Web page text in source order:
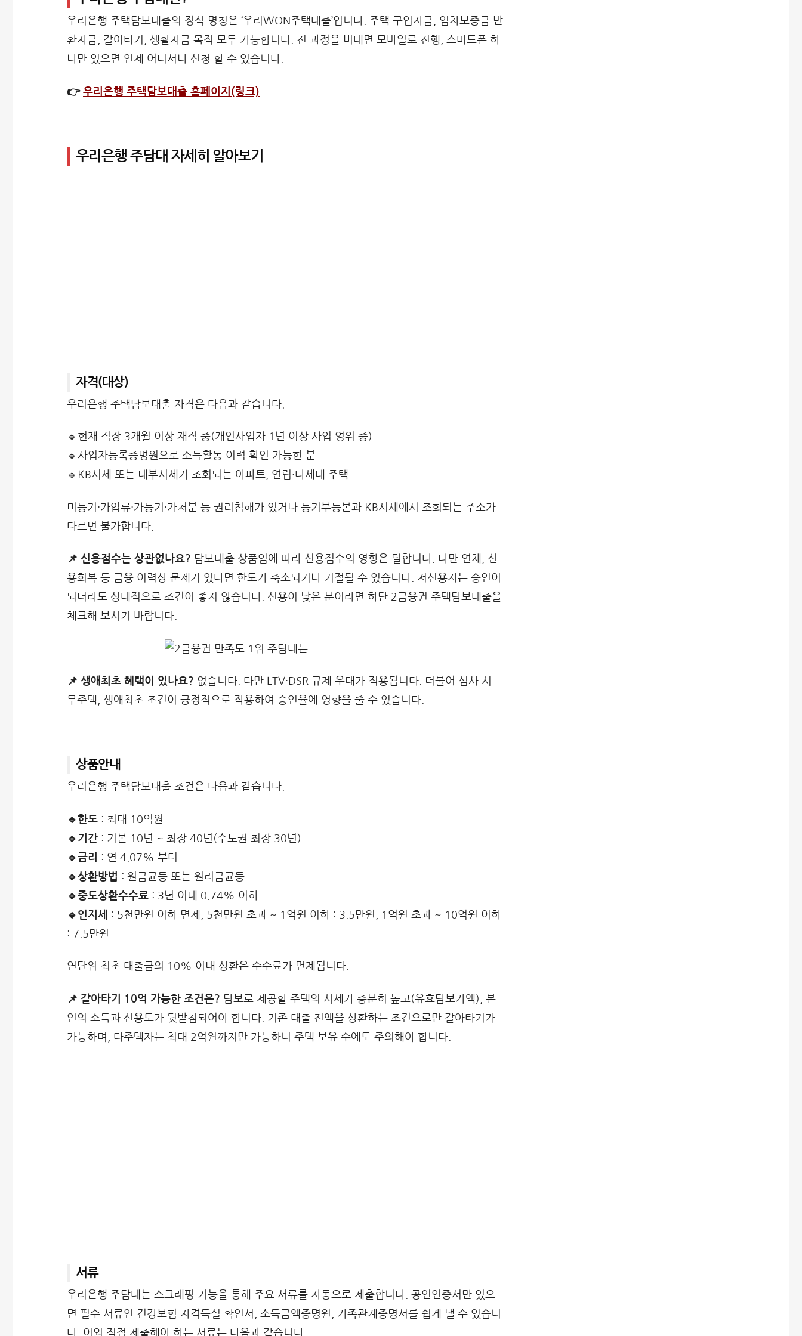
우리은행 주택담보대출의 정식 명칭은 ‘우리WON주택대출’입니다. 주택 구입자금, 임차보증금 반
환자금, 갈아타기, 생활자금 목적 모두 가능합니다. 전 과정을 비대면 모바일로 진행, 스마트폰 하
나만 있으면 언제 어디서나 신청 할 수 있습니다.
👉 우리은행 주택담보대출 홈페이지(링크)
우리은행 주담대 자세히 알아보기
자격(대상)
우리은행 주택담보대출 자격은 다음과 같습니다.
🔹현재 직장 3개월 이상 재직 중(개인사업자 1년 이상 사업 영위 중)
🔹사업자등록증명원으로 소득활동 이력 확인 가능한 분
🔹KB시세 또는 내부시세가 조회되는 아파트, 연립·다세대 주택
미등기·가압류·가등기·가처분 등 권리침해가 있거나 등기부등본과 KB시세에서 조회되는 주소가
다르면 불가합니다.
📌 신용점수는 상관없나요? 담보대출 상품임에 따라 신용점수의 영향은 덜합니다. 다만 연체, 신
용회복 등 금융 이력상 문제가 있다면 한도가 축소되거나 거절될 수 있습니다. 저신용자는 승인이
되더라도 상대적으로 조건이 좋지 않습니다. 신용이 낮은 분이라면 하단 2금융권 주택담보대출을
체크해 보시기 바랍니다.
📌 생애최초 혜택이 있나요? 없습니다. 다만 LTV·DSR 규제 우대가 적용됩니다. 더불어 심사 시
무주택, 생애최초 조건이 긍정적으로 작용하여 승인율에 영향을 줄 수 있습니다.
상품안내
우리은행 주택담보대출 조건은 다음과 같습니다.
🔹한도 : 최대 10억원
🔹기간 : 기본 10년 ~ 최장 40년(수도권 최장 30년)
🔹금리
: 연 4.07% 부터
🔹상환방법 : 원금균등 또는 원리금균등
🔹중도상환수수료 : 3년 이내 0.74% 이하
🔹인지세
: 5천만원 이하 면제, 5천만원 초과 ~ 1억원 이하 : 3.5만원, 1억원 초과 ~ 10억원 이하
: 7.5만원
연단위 최초 대출금의 10% 이내 상환은 수수료가 면제됩니다.
📌 갈아타기 10억 가능한 조건은? 담보로 제공할 주택의 시세가 충분히 높고(유효담보가액), 본
인의 소득과 신용도가 뒷받침되어야 합니다. 기존 대출 전액을 상환하는 조건으로만 갈아타기가
가능하며, 다주택자는 최대 2억원까지만 가능하니 주택 보유 수에도 주의해야 합니다.
서류
우리은행 주담대는 스크래핑 기능을 통해 주요 서류를 자동으로 제출합니다. 공인인증서만 있으
면 필수 서류인 건강보험 자격득실 확인서, 소득금액증명원, 가족관계증명서를 쉽게 낼 수 있습니
다. 이외 직접 제출해야 하는 서류는 다음과 같습니다.